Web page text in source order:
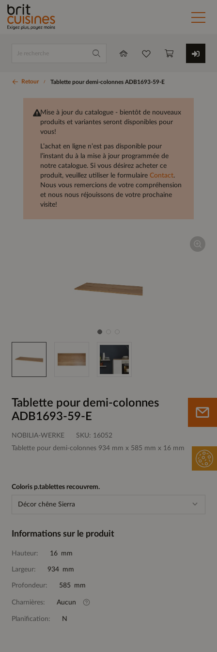
Retour Tablette pour demi-colonnes ADB1693-59-E
Mise à jour du catalogue - bientôt de nouveaux
produits et variantes seront disponibles pour
vous!
L’achat en ligne n’est pas disponible pour
l’instant du à la mise à jour programmée de
notre catalogue. Si vous désirez acheter ce
produit, veuillez utiliser le formulaire Contact.
Nous vous remercions de votre compréhension
et nous nous réjouissons de votre prochaine
visite!
Tablette pour demi-colonnes
ADB1693-59-E
NOBILIA-WERKE SKU: 16052
Tablette pour demi-colonnes 934 mm x 585 mm x 16 mm
Coloris p.tablettes recouvrem.
Décor chêne Sierra
Informations sur le produit
Hauteur: 16 mm
Largeur: 934 mm
Profondeur: 585 mm
Charnières: Aucun
Planification: N